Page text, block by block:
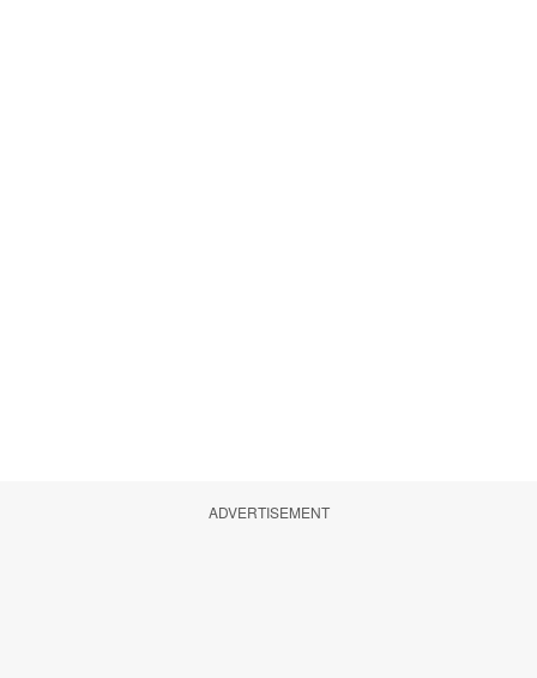
ADVERTISEMENT